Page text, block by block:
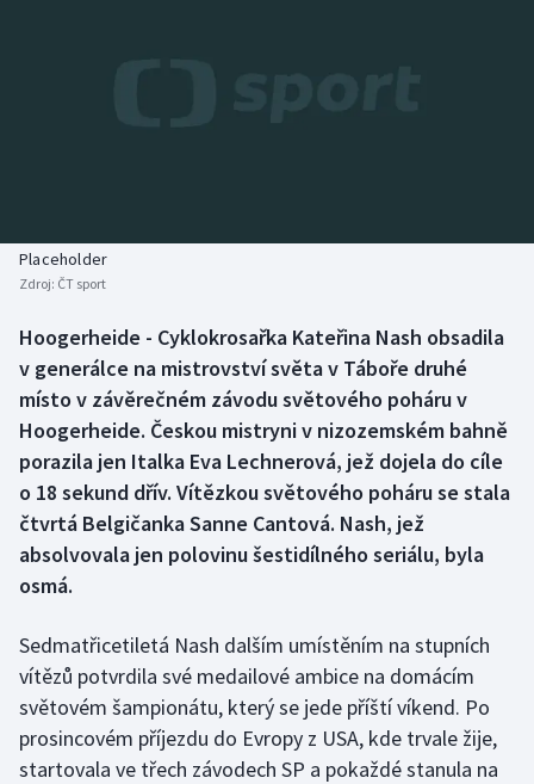
Curling
Florbal
Futsal
Golf
Gymnastika
Házená
Jezdectví
Judo
Krasobruslení
Placeholder
Zdroj: ČT sport
Hoogerheide - Cyklokrosařka Kateřina Nash obsadila
v generálce na mistrovství světa v Táboře druhé
místo v závěrečném závodu světového poháru v
Hoogerheide. Českou mistryni v nizozemském bahně
porazila jen Italka Eva Lechnerová, jež dojela do cíle
o 18 sekund dřív. Vítězkou světového poháru se stala
čtvrtá Belgičanka Sanne Cantová. Nash, jež
absolvovala jen polovinu šestidílného seriálu, byla
osmá.
Sedmatřicetiletá Nash dalším umístěním na stupních
vítězů potvrdila své medailové ambice na domácím
světovém šampionátu, který se jede příští víkend. Po
prosincovém příjezdu do Evropy z USA, kde trvale žije,
startovala ve třech závodech SP a pokaždé stanula na